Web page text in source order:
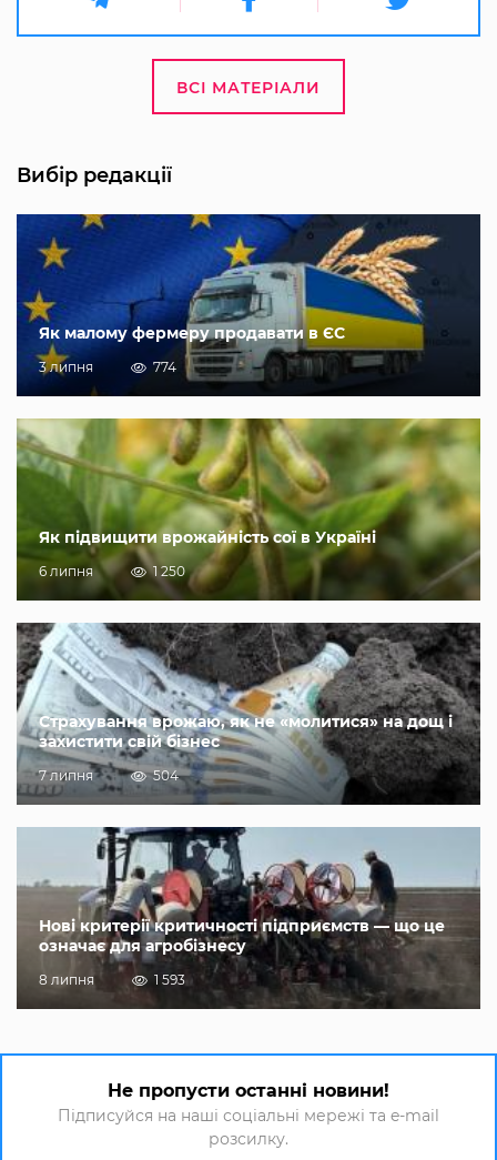
ВСІ МАТЕРІАЛИ
Вибір редакції
Як малому фермеру продавати в ЄС
3 липня 774
Як підвищити врожайність сої в Україні
6 липня 1 250
Страхування врожаю, як не «молитися» на дощ і
захистити свій бізнес
7 липня 504
Нові критерії критичності підприємств — що це
означає для агробізнесу
8 липня 1 593
Не пропусти останні новини!
Підписуйся на наші соціальні мережі та e-mail
розсилку.